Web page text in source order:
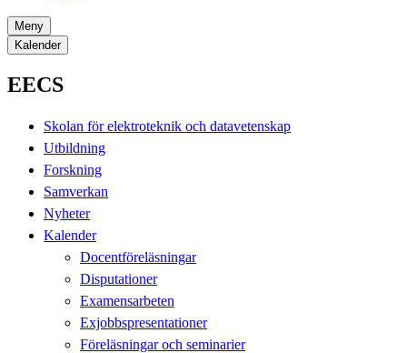
Meny
Kalender
EECS
Skolan för elektroteknik och datavetenskap
Utbildning
Forskning
Samverkan
Nyheter
Kalender
Docentföreläsningar
Disputationer
Examensarbeten
Exjobbspresentationer
Föreläsningar och seminarier